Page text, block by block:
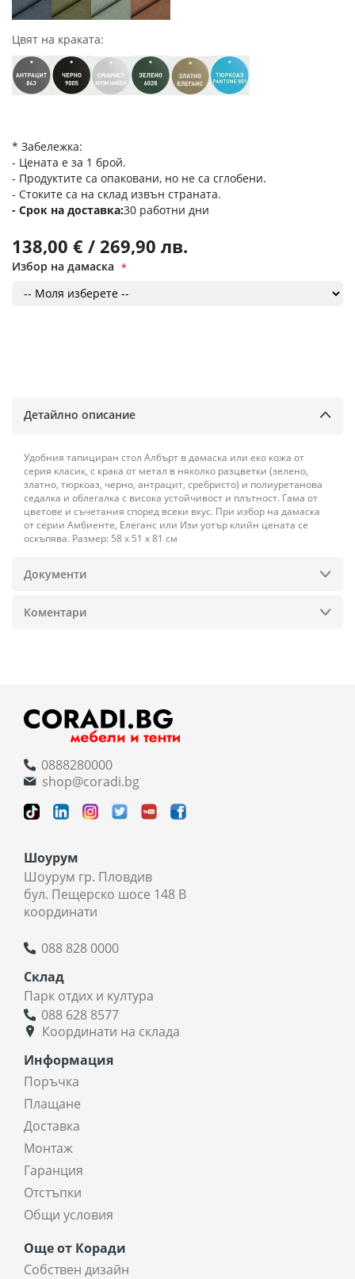
Цвят на краката:
* Забележка:
- Цената е за 1 брой.
- Продуктите са опаковани, но не са сглобени.
- Стоките са на склад извън страната.
Срок на доставка 30 работни дни
138,00 € / 269,90 лв.
Избор на дамаска
Детайлно описание
Удобния тапициран стол Албърт в дамаска или еко кожа от
серия класик, с крака от метал в няколко разцветки (зелено,
златно, тюркоаз, черно, антрацит, сребристо) и полиуретанова
седалка и облегалка с висока устойчивост и плътност. Гама от
цветове и съчетания според всеки вкус. При избор на дамаска
от серии Амбиенте, Елеганс или Изи уотър клийн цената се
оскъпява. Размер: 58 х 51 х 81 см
Документи
Коментари
0888280000
shop@coradi.bg
Шоурум
Шоурум гр. Пловдив
бул. Пещерско шосе 148 В
координати
088 828 0000
Склад
Парк отдих и култура
088 628 8577
Координати на склада
Информация
Поръчка
Плащане
Доставка
Монтаж
Гаранция
Отстъпки
Общи условия
Още от Коради
Собствен дизайн